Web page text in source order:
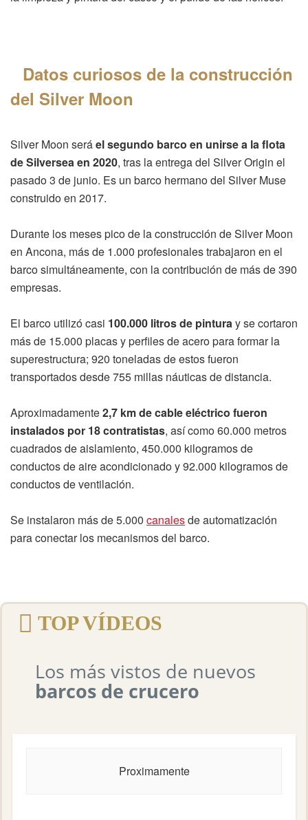
Datos curiosos de la construcción
del Silver Moon
Silver Moon seráel segundo barco en unirse a la flota
de Silversea en 2020, tras la entrega del Silver Origin el
pasado 3 de junio. Es un barco hermano del Silver Muse
construido en 2017.
Durante los meses pico de la construcción de Silver Moon
en Ancona, más de 1.000 profesionales trabajaron en el
barco simultáneamente, con la contribución de más de 390
empresas.
El barco utilizó casi 100.000 litros de pinturay se cortaron
más de 15.000 placas y perfiles de acero para formar la
superestructura; 920 toneladas de estos fueron
transportados desde 755 millas náuticas de distancia.
Aproximadamente2,7 km de cable eléctrico fueron
instalados por 18 contratistas, así como 60.000 metros
cuadrados de aislamiento, 450.000 kilogramos de
conductos de aire acondicionado y 92.000 kilogramos de
conductos de ventilación.
Se instalaron más de 5.000 canalesde automatización
para conectar los mecanismos del barco.
TOP VÍDEOS
Los más vistos de nuevos
barcos de crucero
Proximamente